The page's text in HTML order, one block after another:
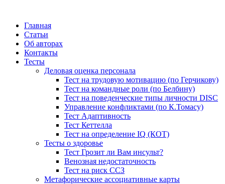
Главная
Статьи
Об авторах
Контакты
Тесты
Деловая оценка персонала
Тест на трудовую мотивацию (по Герчикову)
Тест на командные роли (по Белбину)
Тест на поведенческие типы личности DISC
Управление конфликтами (по К.Томасу)
Тест Адаптивность
Тест Кеттелла
Тест на определение IQ (КОТ)
Тесты о здоровье
Тест Грозит ли Вам инсульт?
Венозная недостаточность
Тест на риск ССЗ
Метафорические ассоциативные карты